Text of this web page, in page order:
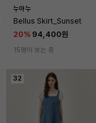
누아누
Bellus Skirt_Sunset
20% 94,400원
15명이 보는 중
32